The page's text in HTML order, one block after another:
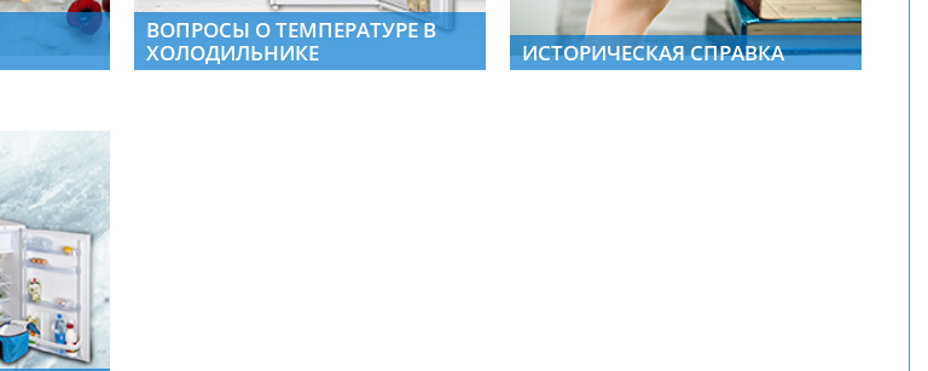
ВОПРОСЫ О ТЕМПЕРАТУРЕ В
ХОЛОДИЛЬНИКЕ
ИСТОРИЧЕСКАЯ СПРАВКА